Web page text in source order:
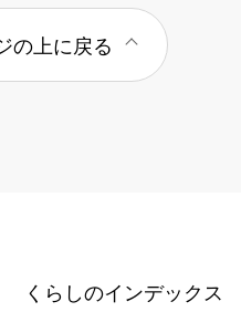
の上に戻る
くらしのインデックス